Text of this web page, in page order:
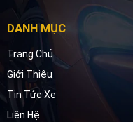
DANH MỤC
Trang Chủ
Giới Thiệu
Tin Tức Xe
Liên Hệ